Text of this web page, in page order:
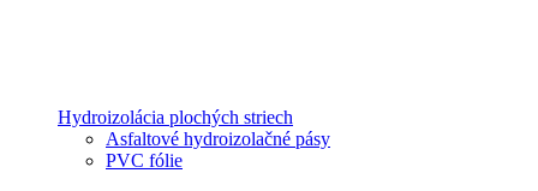
Hydroizolácia plochých striech
Asfaltové hydroizolačné pásy
PVC fólie